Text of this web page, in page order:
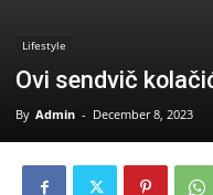
Lifestyle
Ovi sendvič
By Admin - December 8, 2023